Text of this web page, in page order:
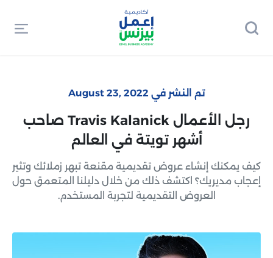
تم النشر في August 23, 2022
رجل الأعمال Travis Kalanick صاحب
أشهر تويتة في العالم
كيف يمكنك إنشاء عروض تقديمية مقنعة تبهر زملائك وتثير
إعجاب مديريك؟ اكتشف ذلك من خلال دليلنا المتعمق حول
العروض التقديمية لتجربة المستخدم.